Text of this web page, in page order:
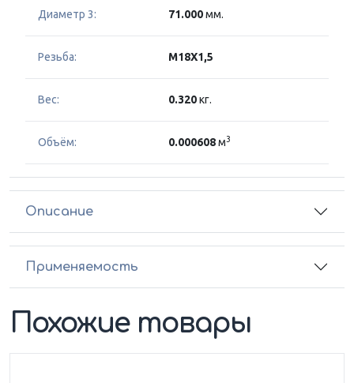
Диаметр 3: 71.000мм.
Резьба: M18X1,5
Вес: 0.320кг.
Объём: 0.000608м3
Описание
Применяемость
Похожие товары